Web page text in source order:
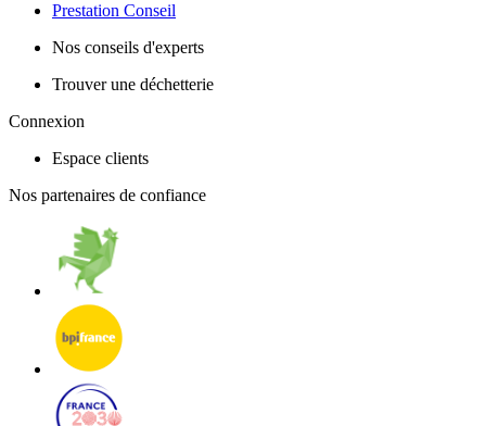
Prestation Conseil
Nos conseils d'experts
Trouver une déchetterie
Connexion
Espace clients
Nos partenaires de confiance